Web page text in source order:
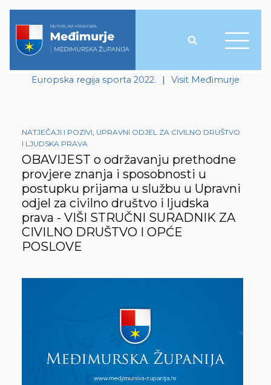
Europska regija sporta 2022. | Visit Međimurje
NATJEČAJI I POZIVI, UPRAVNI ODJEL ZA CIVILNO DRUŠTVO
I LJUDSKA PRAVA
OBAVIJEST o održavanju prethodne
provjere znanja i sposobnosti u
postupku prijama u službu u Upravni
odjel za civilno društvo i ljudska
prava - VIŠI STRUČNI SURADNIK ZA
CIVILNO DRUŠTVO I OPĆE
POSLOVE